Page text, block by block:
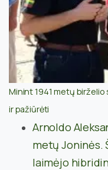
Minint 1941 metų
ir pažiūrėti
Arnoldo
metų Joninės.
laimėjo